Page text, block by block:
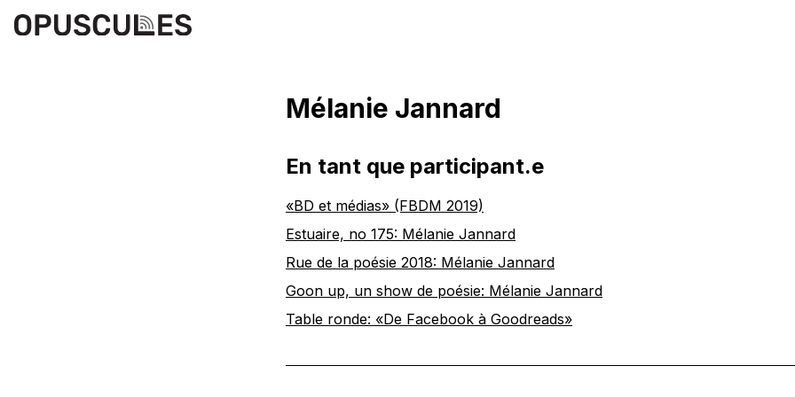
Mélanie Jannard
En tant que participant.e
«BD et médias» (FBDM 2019)
Estuaire, no 175: Mélanie Jannard
Rue de la poésie 2018: Mélanie Jannard
Goon up, un show de poésie: Mélanie Jannard
Table ronde: «De Facebook à Goodreads»